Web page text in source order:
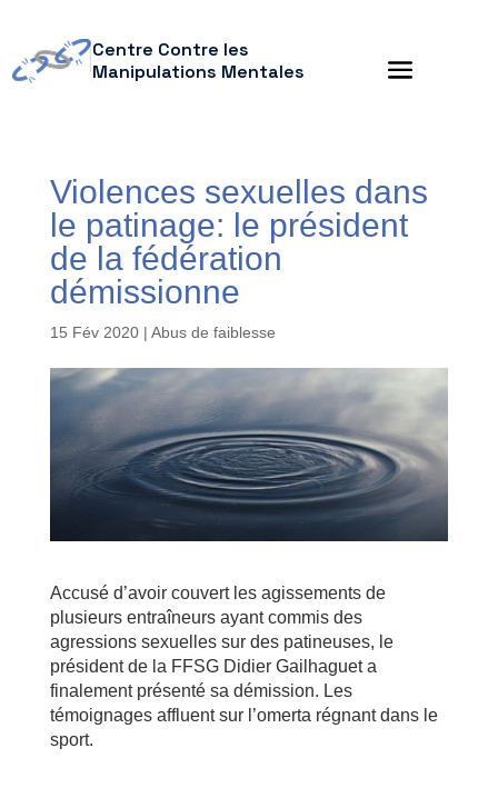
Centre Contre les
Manipulations Mentales
Violences sexuelles dans
le patinage: le président
de la fédération
démissionne
15 Fév 2020| Abus de faiblesse
Accusé d’avoir couvert les agissements de
plusieurs entraîneurs ayant commis des
agressions sexuelles sur des patineuses, le
président de la FFSG Didier Gailhaguet a
finalement présenté sa démission. Les
témoignages affluent sur l’omerta régnant dans le
sport.